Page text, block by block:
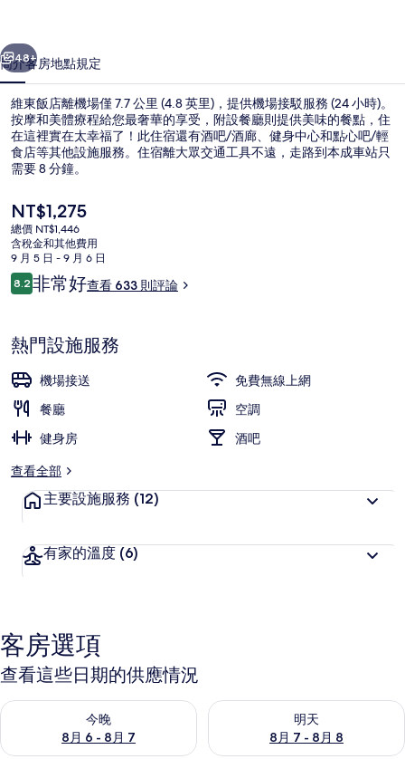
集
個 下一個
48+
簡介客房地點規定
維東飯店離機場僅 7.7 公里 (4.8 英里)，提供機場接駁服務 (24 小時)。
按摩和美體療程給您最奢華的享受，附設餐廳則提供美味的餐點，住
在這裡實在太幸福了！此住宿還有酒吧/酒廊、健身中心和點心吧/輕
食店等其他設施服務。住宿離大眾交通工具不遠，走路到本成車站只
需要 8 分鐘。
目
前
的
價
格
是
NT$1,275
總價 NT$1,446
含稅金和其他費用
9 月 5 日 - 9 月 6 日
評
論
8.28.2 分，滿分 10 分，
非常好查看 633 則評論
熱門設施服務
機場接送
免費無線上網
餐廳
空調
健身房
酒吧
查看全部
主要設施服務 (12)
有家的溫度 (6)
客房選項
查看這些日期的供應情況
今晚
8月 6 - 8月 7
查看今晚 (8月 6 - 8月 7) 的供應情況
明天
8月 7 - 8月 8
查看明天 (8月 7 - 8月 8) 的供